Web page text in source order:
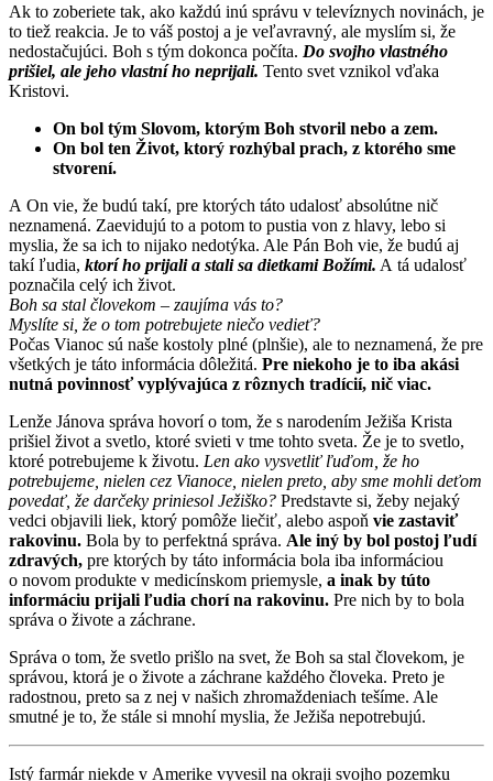
Ak to zoberiete tak, ako každú inú správu v televíznych novinách, je
to tiež reakcia. Je to váš postoj a je veľavravný, ale myslím si, že
nedostačujúci. Boh s tým dokonca počíta. Do svojho vlastného
prišiel, ale jeho vlastní ho neprijali. Tento svet vznikol vďaka
Kristovi.
On bol tým Slovom, ktorým Boh stvoril nebo a zem.
On bol ten Život, ktorý rozhýbal prach, z ktorého sme
stvorení.
A On vie, že budú takí, pre ktorých táto udalosť absolútne nič
neznamená. Zaevidujú to a potom to pustia von z hlavy, lebo si
myslia, že sa ich to nijako nedotýka. Ale Pán Boh vie, že budú aj
takí ľudia, ktorí ho prijali a stali sa dietkami Božími. A tá udalosť
poznačila celý ich život.
Boh sa stal človekom – zaujíma vás to?
Myslíte si, že o tom potrebujete niečo vedieť?
Počas Vianoc sú naše kostoly plné (plnšie), ale to neznamená, že pre
všetkých je táto informácia dôležitá. Pre niekoho je to iba akási
nutná povinnosť vyplývajúca z rôznych tradícií, nič viac.
Lenže Jánova správa hovorí o tom, že s narodením Ježiša Krista
prišiel život a svetlo, ktoré svieti v tme tohto sveta. Že je to svetlo,
ktoré potrebujeme k životu. Len ako vysvetliť ľuďom, že ho
potrebujeme, nielen cez Vianoce, nielen preto, aby sme mohli deťom
povedať, že darčeky priniesol Ježiško? Predstavte si, žeby nejaký
vedci objavili liek, ktorý pomôže liečiť, alebo aspoň vie zastaviť
rakovinu. Bola by to perfektná správa. Ale iný by bol postoj ľudí
zdravých, pre ktorých by táto informácia bola iba informáciou
o novom produkte v medicínskom priemysle, a inak by túto
informáciu prijali ľudia chorí na rakovinu. Pre nich by to bola
správa o živote a záchrane.
Správa o tom, že svetlo prišlo na svet, že Boh sa stal človekom, je
správou, ktorá je o živote a záchrane každého človeka. Preto je
radostnou, preto sa z nej v našich zhromaždeniach tešíme. Ale
smutné je to, že stále si mnohí myslia, že Ježiša nepotrebujú.
Istý farmár niekde v Amerike vyvesil na okraji svojho pozemku